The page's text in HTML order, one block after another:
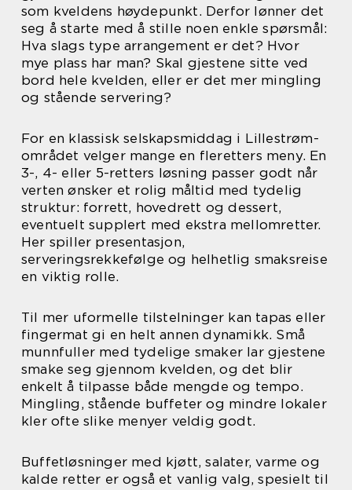
som kveldens høydepunkt. Derfor lønner det
seg å starte med å stille noen enkle spørsmål:
Hva slags type arrangement er det? Hvor
mye plass har man? Skal gjestene sitte ved
bord hele kvelden, eller er det mer mingling
og stående servering?
For en klassisk selskapsmiddag i Lillestrøm-
området velger mange en fleretters meny. En
3-, 4- eller 5-retters løsning passer godt når
verten ønsker et rolig måltid med tydelig
struktur: forrett, hovedrett og dessert,
eventuelt supplert med ekstra mellomretter.
Her spiller presentasjon,
serveringsrekkefølge og helhetlig smaksreise
en viktig rolle.
Til mer uformelle tilstelninger kan tapas eller
fingermat gi en helt annen dynamikk. Små
munnfuller med tydelige smaker lar gjestene
smake seg gjennom kvelden, og det blir
enkelt å tilpasse både mengde og tempo.
Mingling, stående buffeter og mindre lokaler
kler ofte slike menyer veldig godt.
Buffetløsninger med kjøtt, salater, varme og
kalde retter er også et vanlig valg, spesielt til